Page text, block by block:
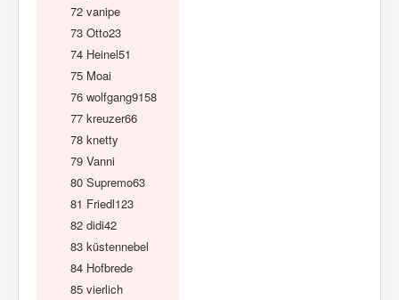
72 vanipe
73 Otto23
74 Heinel51
75 Moai
76 wolfgang9158
77 kreuzer66
78 knetty
79 Vanni
80 Supremo63
81 Friedl123
82 didi42
83 küstennebel
84 Hofbrede
85 vierlich